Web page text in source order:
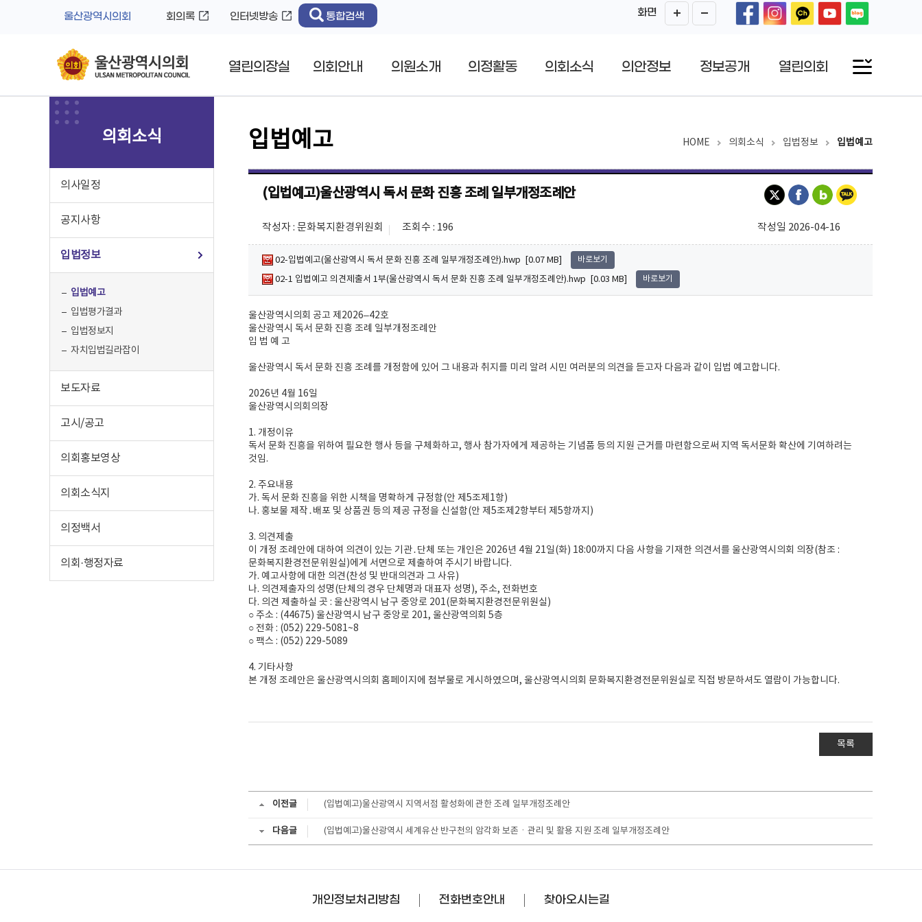
울산광역시의회 회의록 인터넷방송 통합검색 화면
열린의장실 의회안내 의원소개 의정활동 의회소식 의안정보 정보공개 열린의회
의회소식
의사일정
공지사항
입법정보
입법예고
입법평가결과
입법정보지
자치입법길라잡이
보도자료
고시/공고
의회홍보영상
의회소식지
의정백서
의회·행정자료
HOME 의회소식 입법정보 입법예고
입법예고
(입법예고)울산광역시 독서 문화 진흥 조례 일부개정조례안
작성자 : 문화복지환경위원회 조회수 : 196 작성일 2026-04-16
02-입법예고(울산광역시 독서 문화 진흥 조례 일부개정조례안).hwp [0.07 MB] 바로보기
02-1 입법예고 의견제출서 1부(울산광역시 독서 문화 진흥 조례 일부개정조례안).hwp [0.03 MB] 바로보기
울산광역시의회 공고 제2026–42호
울산광역시 독서 문화 진흥 조례 일부개정조례안
입 법 예 고
울산광역시 독서 문화 진흥 조례를 개정함에 있어 그 내용과 취지를 미리 알려 시민 여러분의 의견을 듣고자 다음과 같이 입법 예고합니다.
2026년 4월 16일
울산광역시의회의장
1. 개정이유
독서 문화 진흥을 위하여 필요한 행사 등을 구체화하고, 행사 참가자에게 제공하는 기념품 등의 지원 근거를 마련함으로써 지역 독서문화 확산에 기여하려는
것임.
2. 주요내용
가. 독서 문화 진흥을 위한 시책을 명확하게 규정함(안 제5조제1항)
나. 홍보물 제작․배포 및 상품권 등의 제공 규정을 신설함(안 제5조제2항부터 제5항까지)
3. 의견제출
이 개정 조례안에 대하여 의견이 있는 기관․단체 또는 개인은 2026년 4월 21일(화) 18:00까지 다음 사항을 기재한 의견서를 울산광역시의회 의장(참조 :
문화복지환경전문위원실)에게 서면으로 제출하여 주시기 바랍니다.
가. 예고사항에 대한 의견(찬성 및 반대의견과 그 사유)
나. 의견제출자의 성명(단체의 경우 단체명과 대표자 성명), 주소, 전화번호
다. 의견 제출하실 곳 : 울산광역시 남구 중앙로 201(문화복지환경전문위원실)
○ 주소 : (44675) 울산광역시 남구 중앙로 201, 울산광역의회 5층
○ 전화 : (052) 229-5081~8
○ 팩스 : (052) 229-5089
4. 기타사항
본 개정 조례안은 울산광역시의회 홈페이지에 첨부물로 게시하였으며, 울산광역시의회 문화복지환경전문위원실로 직접 방문하셔도 열람이 가능합니다.
목록
이전글 (입법예고)울산광역시 지역서점 활성화에 관한 조례 일부개정조례안
다음글 (입법예고)울산광역시 세계유산 반구천의 암각화 보존ㆍ관리 및 활용 지원 조례 일부개정조례안
개인정보처리방침 전화번호안내 찾아오시는길